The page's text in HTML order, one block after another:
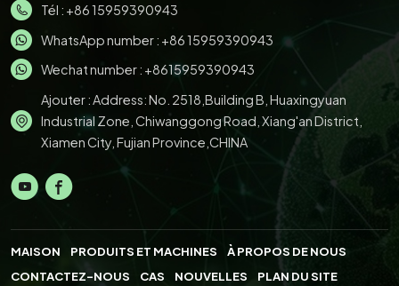
Tél : +86 15959390943
WhatsApp number : +86 15959390943
Wechat number : +8615959390943
Ajouter : Address: No. 2518,Building B, Huaxingyuan
Industrial Zone, Chiwanggong Road, Xiang'an District,
Xiamen City, Fujian Province,CHINA
MAISON PRODUITS ET MACHINES
À PROPOS DE NOUS
CONTACTEZ-NOUS
CAS NOUVELLES
PLAN DU SITE